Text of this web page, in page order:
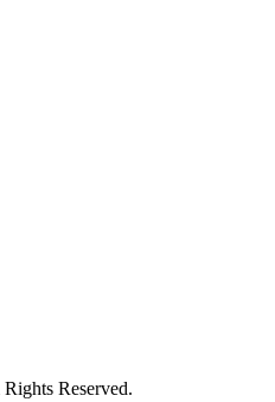
Reserved.